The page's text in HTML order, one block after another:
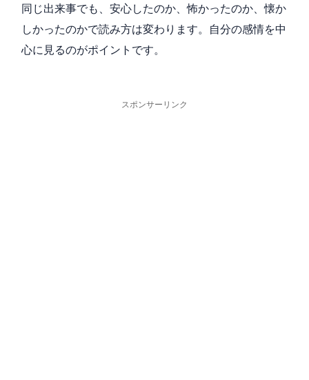
同じ出来事でも、安心したのか、怖かったのか、懐か
しかったのかで読み方は変わります。自分の感情を中
心に見るのがポイントです。
スポンサーリンク